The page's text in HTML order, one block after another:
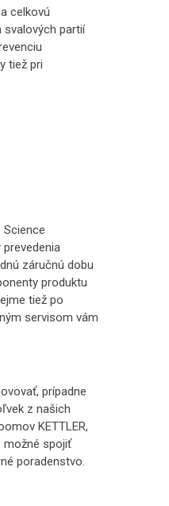
celkovú
svalových partií
tiež pri
Science
záručnú dobu
produktu
tiež po
servisom vám
prípadne
z našich
KETTLER,
možné spojiť
poradenstvo.